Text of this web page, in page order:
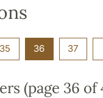
35 36 37
(page 36 of